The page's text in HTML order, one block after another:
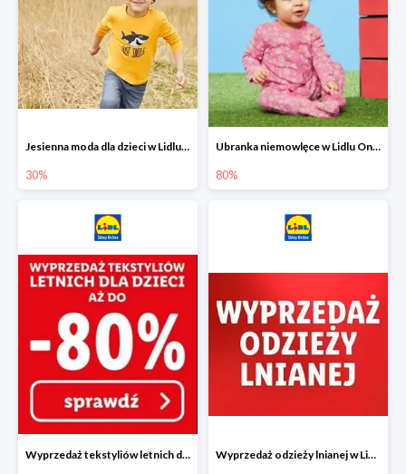
Jesienna moda dla dzieci w Lidlu Online do -30%
30%
Ubranka niemowlęce w Lidlu Online do -80%
80%
Wyprzedaż tekstyliów letnich dla dzieci w Lidlu Online do -80% Wyprzedaż odzieży lnianej w Lidlu Online do -50%